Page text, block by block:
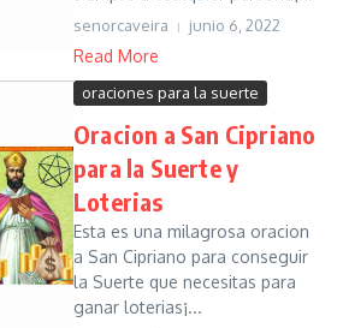
senorcaveira junio 6, 2022
Read More
oraciones para la suerte
Oracion a San Cipriano
para la Suerte y
Loterias
Esta es una milagrosa oracion
a San Cipriano para conseguir
la Suerte que necesitas para
ganar loterias¡...